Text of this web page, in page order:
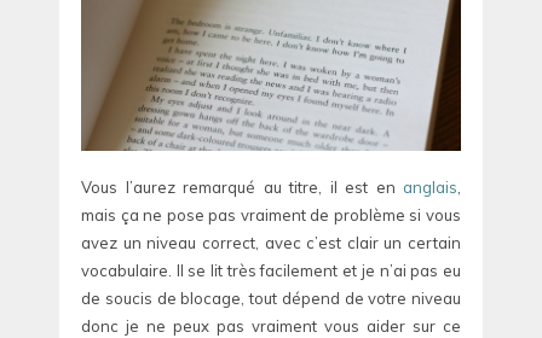
Vous l’aurez remarqué au titre, il est en anglais
mais ça ne pose pas vraiment de problème si vous
avez un niveau correct, avec c’est clair un certain
vocabulaire. Il se lit très facilement et je n’ai pas eu
de soucis de blocage, tout dépend de votre niveau
donc je ne peux pas vraiment vous aider sur ce